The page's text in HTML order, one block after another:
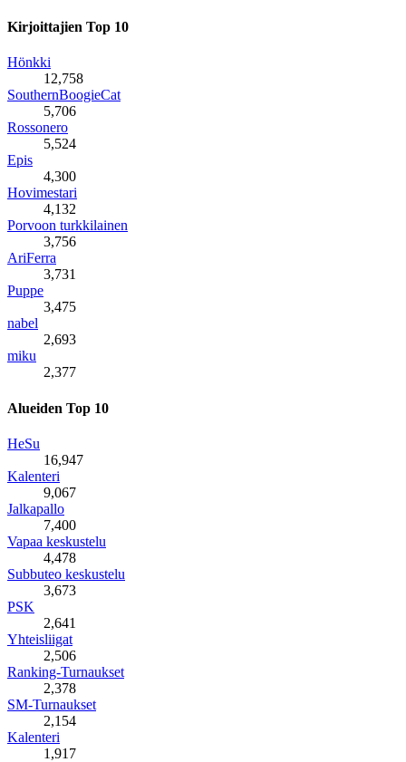
Kirjoittajien Top 10
Hönkki
12,758
SouthernBoogieCat
5,706
Rossonero
5,524
Epis
4,300
Hovimestari
4,132
Porvoon turkkilainen
3,756
AriFerra
3,731
Puppe
3,475
nabel
2,693
miku
2,377
Alueiden Top 10
HeSu
16,947
Kalenteri
9,067
Jalkapallo
7,400
Vapaa keskustelu
4,478
Subbuteo keskustelu
3,673
PSK
2,641
Yhteisliigat
2,506
Ranking-Turnaukset
2,378
SM-Turnaukset
2,154
Kalenteri
1,917